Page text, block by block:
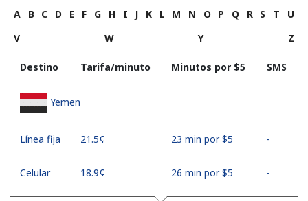
A B C D E F G H I J K L M N O P Q R S T
U
V
W Y Z
Destino Tarifa/minuto Minutos por ⁦$5⁩ SMS
Yemen
Línea fija ⁦21.5¢⁩ 23 min por ⁦$5⁩ -
Celular ⁦18.9¢⁩ 26 min por ⁦$5⁩ -